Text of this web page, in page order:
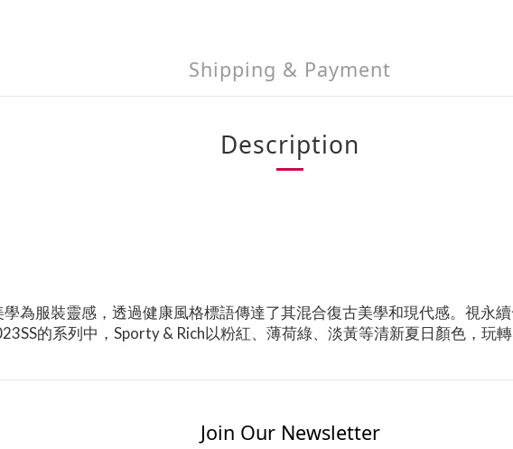
Shipping & Payment
Description
為服裝靈感，透過健康風格標語傳達了其混合復古美學和現代感。視永
的系列中，Sporty & Rich以粉紅、薄荷綠、淡黃等清新夏日顏色，玩
Join Our Newsletter